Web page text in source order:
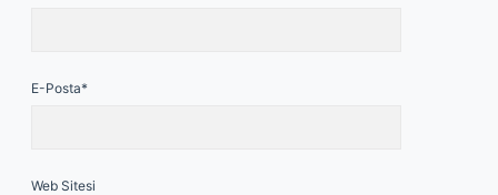
E-Posta*
Web Sitesi